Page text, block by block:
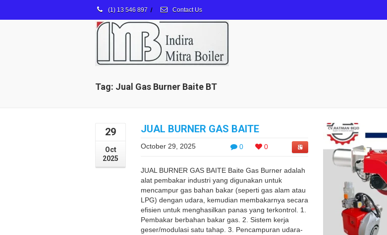
(1) 13 546 897 / Contact Us
Tag: Jual Gas Burner Baite BT
29
Oct
2025
JUAL BURNER GAS BAITE
0 0
October 29, 2025
JUAL BURNER GAS BAITE Baite Gas Burner adalah
alat pembakar industri yang digunakan untuk
mencampur gas bahan bakar (seperti gas alam atau
LPG) dengan udara, kemudian membakarnya secara
efisien untuk menghasilkan panas yang terkontrol. 1.
Pembakar berbahan bakar gas. 2. Sistem kerja
geser/modulasi satu tahap. 3. Pencampuran udara-